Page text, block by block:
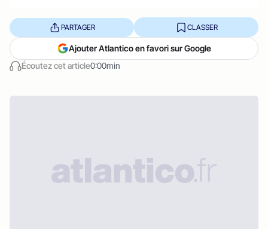
Écoutez cet article0:00min
PARTAGER CLASSER
Ajouter Atlantico en favori sur Google